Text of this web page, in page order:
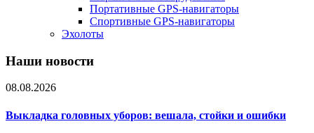
Портативные GPS-навигаторы
Спортивные GPS-навигаторы
Эхолоты
Наши новости
08.08.2026
Выкладка головных уборов: вешала, стойки и ошибки